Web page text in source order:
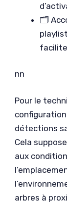
🗂️
nn
Pour le
détections
Cela
aux
arbres à